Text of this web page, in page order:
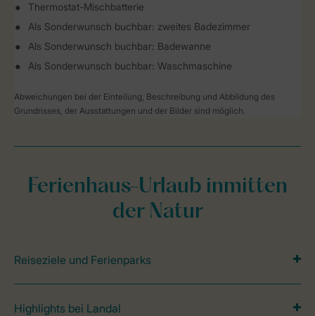
Thermostat-Mischbatterie
Als Sonderwunsch buchbar: zweites Badezimmer
Als Sonderwunsch buchbar: Badewanne
Als Sonderwunsch buchbar: Waschmaschine
Abweichungen bei der Einteilung, Beschreibung und Abbildung des
Grundrisses, der Ausstattungen und der Bilder sind möglich.
Ferienhaus-Urlaub inmitten
der Natur
Reiseziele und Ferienparks
Highlights bei Landal